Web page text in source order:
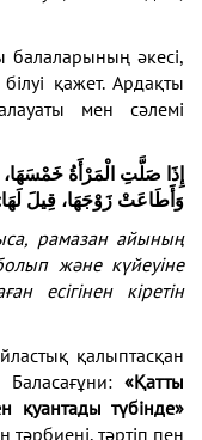
әкесі,
қажет. Ардақты
мен сәлемі
إِذَا ‏صَلَّتِ الْمَرْأَةُ
وَأَطَاعَتْ زَوْجَهَا، قِيلَ
рамазан айының
және күйеуіне
есігінен кіретін
қалыптасқан
«Қатты
қуантады түбінде»
тәртіп пен